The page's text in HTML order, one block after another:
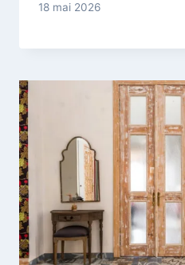
18 mai 2026